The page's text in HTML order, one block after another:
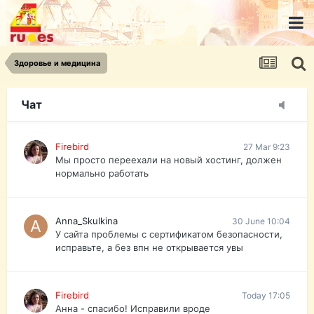
Здоровье и медицина
Чат
urist.dokument@gmail.com
https://pasport-ua.com/
Телеграмм @uristpassua
Firebird
Друзья - из России без VPN сайт и форум
Firebird 27 Mar 9:23
Мы просто переехали на новый хостинг, должен
нормально работать
Anna_Skulkina 30 June 10:04
У сайта проблемы с сертификатом безопасности,
исправьте, а без впн не открывается увы
Firebird Today 17:05
Анна - спасибо! Исправили вроде